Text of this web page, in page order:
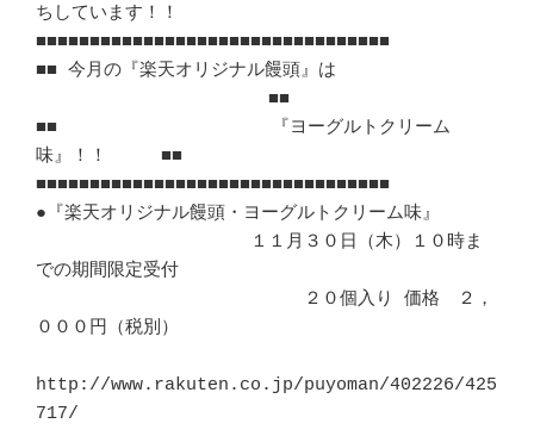
ちしています！！
■■■■■■■■■■■■■■■■■■■■■■■■■■■■■■■■■
■■ 今月の『楽天オリジナル饅頭』は
■■
■■　　　　　　　　　　　　『ヨーグルトクリーム
味』！！　　　■■
■■■■■■■■■■■■■■■■■■■■■■■■■■■■■■■■■
●『楽天オリジナル饅頭・ヨーグルトクリーム味』
１１月３０日（木）１０時ま
での期間限定受付
２０個入り 価格　２，
０００円（税別）
http://www.rakuten.co.jp/puyoman/402226/425
717/